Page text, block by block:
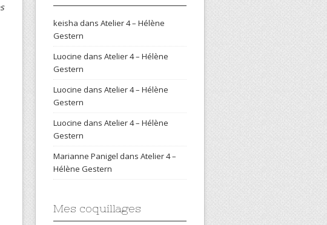
keisha dans Atelier 4 – Hélène
Gestern
Luocine dans Atelier 4 – Hélène
Gestern
Luocine dans Atelier 4 – Hélène
Gestern
Luocine dans Atelier 4 – Hélène
Gestern
Marianne Panigel dans Atelier 4 –
Hélène Gestern
Mes coquillages